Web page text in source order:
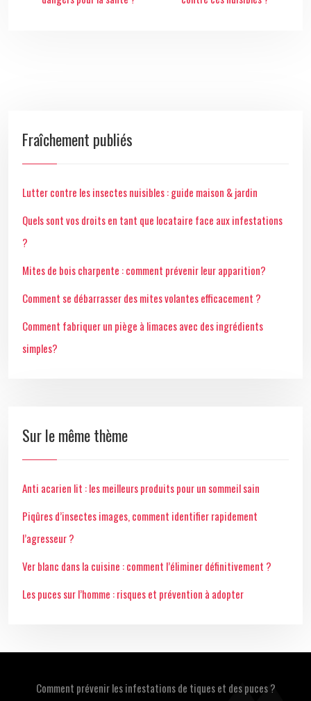
Fraîchement publiés
Lutter contre les insectes nuisibles : guide maison & jardin
Quels sont vos droits en tant que locataire face aux infestations
?
Mites de bois charpente : comment prévenir leur apparition?
Comment se débarrasser des mites volantes efficacement ?
Comment fabriquer un piège à limaces avec des ingrédients
simples?
Sur le même thème
Anti acarien lit : les meilleurs produits pour un sommeil sain
Piqûres d’insectes images, comment identifier rapidement
l’agresseur ?
Ver blanc dans la cuisine : comment l’éliminer définitivement ?
Les puces sur l’homme : risques et prévention à adopter
Comment prévenir les infestations de tiques et des puces ?